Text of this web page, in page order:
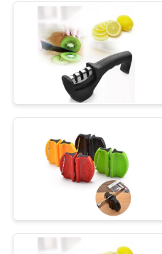
MAPPA
PRIVACY
POLICY
Macchina
affilare i
Macchina
affilare i
elettrica